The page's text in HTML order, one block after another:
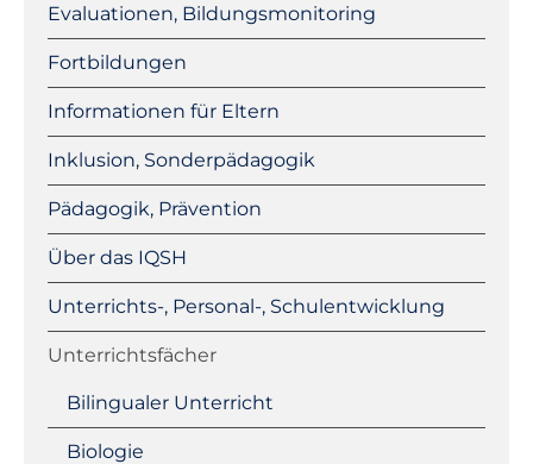
Evaluationen, Bildungsmonitoring
Fortbildungen
Informationen für Eltern
Inklusion, Sonderpädagogik
Pädagogik, Prävention
Über das IQSH
Unterrichts-, Personal-, Schulentwicklung
Unterrichtsfächer
Bilingualer Unterricht
Biologie